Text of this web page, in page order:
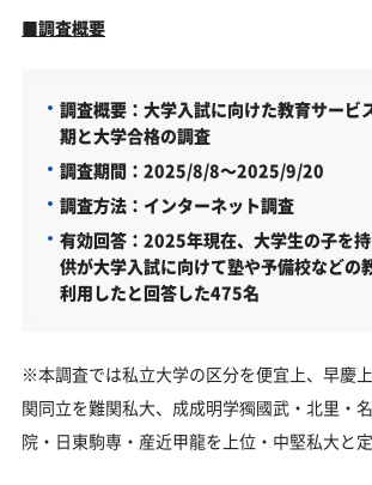
■調査概要
調査概要：大学入試に向けた教育サービ
期と大学合格の調査
調査期間：2025/8/8～2025/9/20
調査方法：インターネット調査
有効回答：2025年現在、大学生の子を
供が大学入試に向けて塾や予備校などの
利用したと回答した475名
※本調査では私立大学の区分を便宜上、早慶
関同立を難関私大、成成明学獨國武・北里・
院・日東駒専・産近甲龍を上位・中堅私大と定